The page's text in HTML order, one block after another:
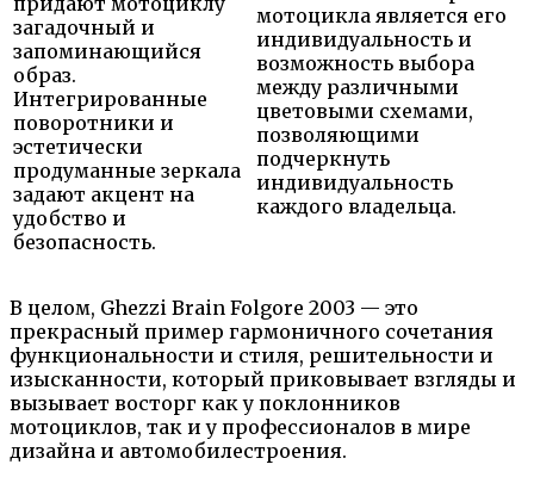
загадочный и
запоминающийся
образ.
Интегрированные
поворотники и
эстетически
продуманные зеркала
задают акцент на
удобство и
безопасность.
мотоцикла является его
индивидуальность и
возможность выбора
между различными
цветовыми схемами,
позволяющими
подчеркнуть
индивидуальность
каждого владельца.
В целом, Ghezzi Brain Folgore 2003 — это
прекрасный пример гармоничного сочетания
функциональности и стиля, решительности и
изысканности, который приковывает взгляды и
вызывает восторг как у поклонников
мотоциклов, так и у профессионалов в мире
дизайна и автомобилестроения.